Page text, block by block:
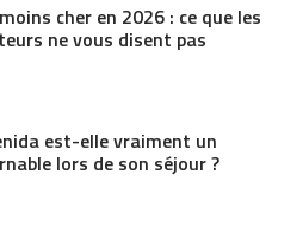
cher en 2026 : ce que les
ne vous disent pas
est-elle vraiment un
lors de son séjour ?